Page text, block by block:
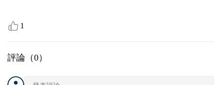
1
評論（0）